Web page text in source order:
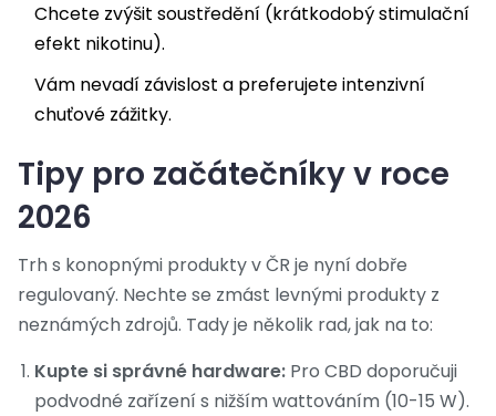
Chcete zvýšit soustředění (krátkodobý stimulační
efekt nikotinu).
Vám nevadí závislost a preferujete intenzivní
chuťové zážitky.
Tipy pro začátečníky v roce
2026
Trh s konopnými produkty v ČR je nyní dobře
regulovaný. Nechte se zmást levnými produkty z
neznámých zdrojů. Tady je několik rad, jak na to:
Kupte si správné hardware: Pro CBD doporučuji
podvodné zařízení s nižším wattováním (10-15 W).